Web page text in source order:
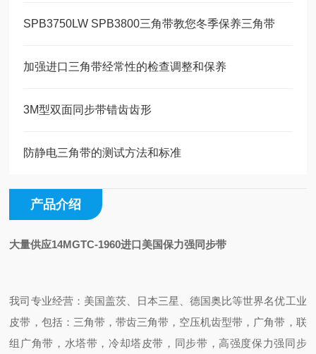
SPB3750LW SPB3800三角带教您冬季保养三角带
加强进口三角带经常性的检查调整和保养
3M型双面同步带错齿齿形
防静电三角带的测试方法和标准
产品介绍
大量供应14MGTC-1960进口美国保力强同步带
我司专业经营：美国盖茨、日本三星、德国奥比等世界名优工业
皮带，包括：三角带，带齿三角带，空压机齿型带，广角带，联
组广角带，水塔带，冷却塔皮带，同步带，高强度保力强同步